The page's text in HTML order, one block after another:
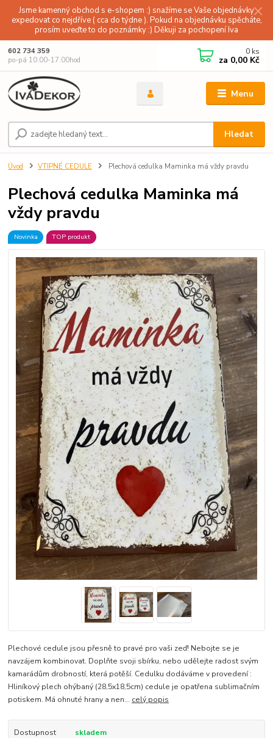
Jsme kamenný obchod s e-shopem :) snažíme se Vaše objednávky
expedovat co nejdříve ( cca do týdne ). Pokud na objednávku spěcháte,
prosím uveďte to do poznámky :) Děkuji za pochopení Iva
Menu
Hledat
602 734 359
po-pá 10.00-17.00hod
0 ks
za 0,00 Kč
Úvod VTIPNÉ CEDULE Plechová cedulka Maminka má vždy pravdu
Plechová cedulka Maminka má
vždy pravdu
Novinka TOP produkt
Plechové cedule jsou přesně to pravé pro vaši zeď! Nebojte se je
navzájem kombinovat. Doplňte svoji sbírku, nebo udělejte radost svým
kamarádům drobností, která potěší. Cedulku dodáváme v provedení :
Hliníkový plech ohýbaný (28,5x18,5cm) cedule je opatřena sublimačním
potiskem. Má ohnuté hrany a nen... celý popis
Dostupnost
skladem